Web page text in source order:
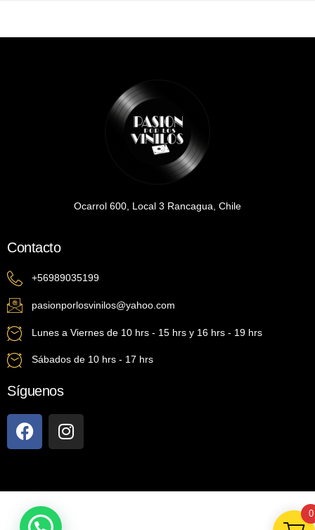
Ocarrol 600, Local 3 Rancagua, Chile
Contacto
+56989035199
pasionporlosvinilos@yahoo.com
Lunes a Viernes de 10 hrs - 15 hrs y 16 hrs - 19 hrs
Sábados de 10 hrs - 17 hrs
Síguenos
0